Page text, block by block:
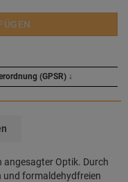
(GPSR) ↓
angesagter Optik. Durch
und formaldehydfreien